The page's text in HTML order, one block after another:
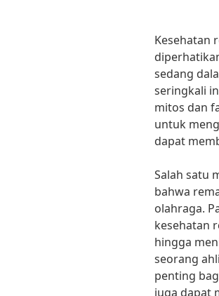
Kesehatan
sedang
seringkali
mitos dan
untuk
dapat
Salah satu
bahwa
olahraga.
kesehatan
hingga
seorang
penting
juga dapat